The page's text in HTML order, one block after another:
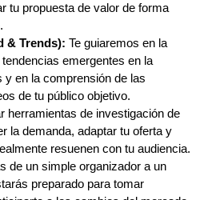
tu propuesta de valor de forma
& Trends): Te guiaremos en la
emergentes en la
y en la comprensión de las
de tu público objetivo.
herramientas de investigación de
la demanda, adaptar tu oferta y
resuenen con tu audiencia.
de un simple organizador a un
preparado para tomar